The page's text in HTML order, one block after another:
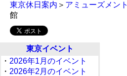
東京休日案内 ＞ アミューズメント
館
東京イベント
・ 2026年1月のイベント
・ 2026年2月のイベント